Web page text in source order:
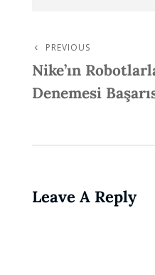
Post
Navigation
Previous
Post
PREVIOUS
Nike’ın
Denemesi
Leave A Reply